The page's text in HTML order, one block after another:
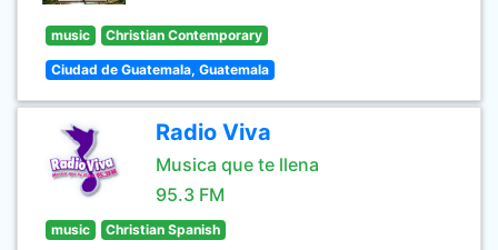
music Christian Contemporary
Ciudad de Guatemala, Guatemala
Radio Viva
Musica que te llena
95.3 FM
music Christian Spanish